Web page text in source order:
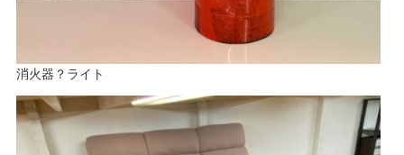
消火器？ライト